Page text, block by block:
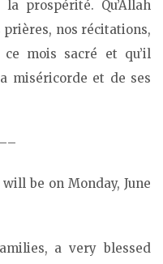
prospérité. Qu’Allah
prières, nos récitations,
mois sacré et qu’il
miséricorde et de ses
be on Monday, June
a very blessed